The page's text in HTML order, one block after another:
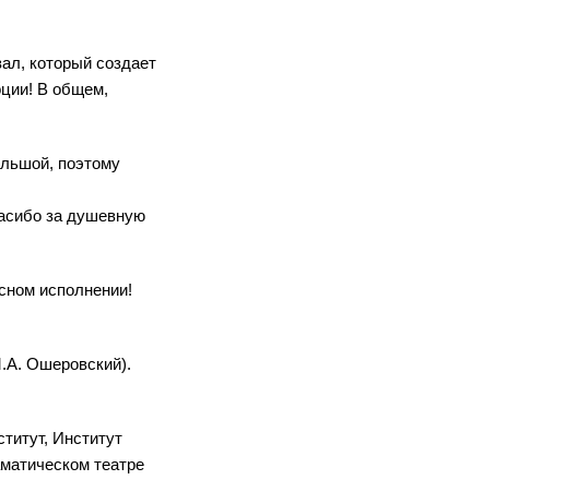
который создает
В общем,
поэтому
за душевную
исполнении!
Ошеровский).
Институт
театре